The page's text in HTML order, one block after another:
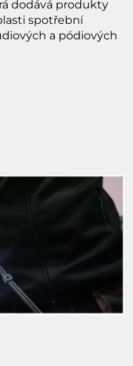
dodává produkty
spotřební
a pódiových